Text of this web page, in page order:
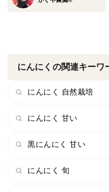
だから、一般的に販売され
比べると、栄養価がケタ違
システイン・ポリフェノー
※あくまで食品ですので、
※黒にんにくは農産物を原
を考慮し、専門家や保健所
デンス）よりも低い値を記
にんにくの関連キーワ
にんにく 自然栽培
にんにく 甘い
黒にんにく 甘い
にんにく 旬